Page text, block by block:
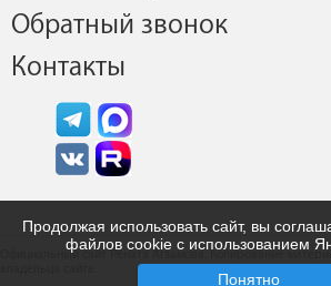
Обратный звонок
Контакты
Официальный сайт Рената Агзамова. Копирование
Продолжая использовать сайт, вы
файлов cookie с использованием
Понятно